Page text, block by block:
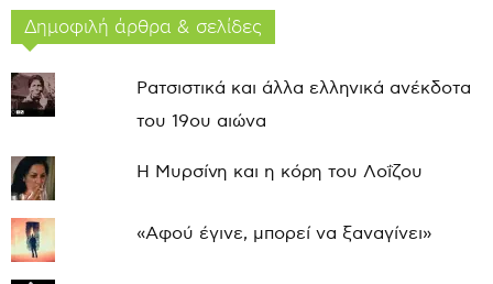
Δημοφιλή άρθρα & σελίδες
Ρατσιστικά και άλλα ελληνικά ανέκδοτα
του 19ου αιώνα
Η Μυρσίνη και η κόρη του Λοΐζου
«Αφού έγινε, μπορεί να ξαναγίνει»